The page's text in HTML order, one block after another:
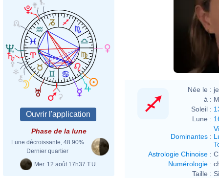
Phase de la lune
Lune décroissante, 48.90%
Dernier quartier
Mer. 12 août 17h37 T.U.
Née le :
à :
Soleil :
Lune :
Dominantes :
Astrologie Chinoise :
Numérologie :
Taille :